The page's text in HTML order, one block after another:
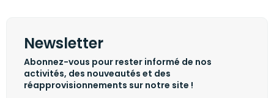
Newsletter
Abonnez-vous pour rester informé de nos
activités, des nouveautés et des
réapprovisionnements sur notre site !